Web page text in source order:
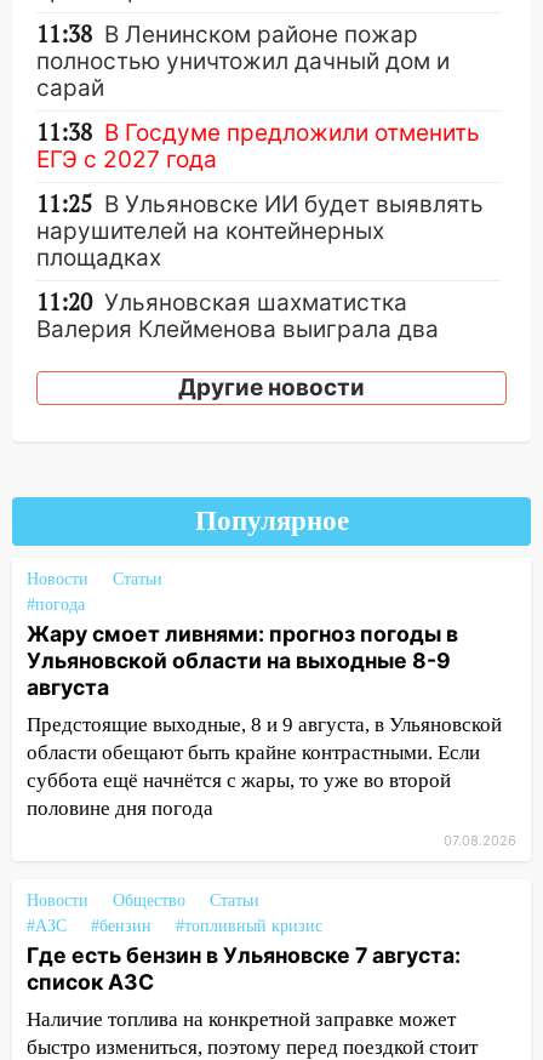
11:38 В Ленинском районе пожар
полностью уничтожил дачный дом и
сарай
11:38 В Госдуме предложили отменить
ЕГЭ с 2027 года
11:25 В Ульяновске ИИ будет выявлять
нарушителей на контейнерных
площадках
11:20 Ульяновская шахматистка
Валерия Клейменова выиграла два
11:16 В Ульяновске открыли памятную
нашли потерявшегося в заброшенных
садах 79-летнего мужчину
10:26
На нескольких улицах Ульяновска
временно отключили холодную воду
10:14
В Ульяновске двоих участников
коррупционной схемы при ЦГКБ
отправили в колонию на 7 и 8 лет
09:52 Ночью беспилотники сбили над
соседними Татарстаном и Саратовской
областью
09:35
В Ульяновске директора фирмы
будут судить за неуплату налогов на 48
млн рублей
08:22
Подросток на питбайке сбил
велосипедистку: пострадали двое
Другие новости
Популярное
Новости
Статьи
#погода
Жару смоет ливнями: прогноз погоды в
Ульяновской области на выходные 8-9
августа
Предстоящие выходные, 8 и 9 августа, в Ульяновской
области обещают быть крайне контрастными. Если
суббота ещё начнётся с жары, то уже во второй
половине дня погода
07.08.2026
Новости Общество
Статьи
#АЗС
#бензин #топливный кризис
Где есть бензин в Ульяновске 7 августа:
список АЗС
Наличие топлива на конкретной заправке может
быстро измениться, поэтому перед поездкой стоит